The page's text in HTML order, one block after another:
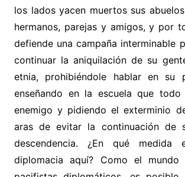
los lados yacen muertos sus
hermanos, parejas y amigos, y por
defiende una campaña interminable
continuar la aniquilación de su
etnia, prohibiéndole hablar en su
enseñando en la escuela que
enemigo y pidiendo el exterminio
aras de evitar la continuación de
descendencia. ¿En qué medida
diplomacia aquí? Como el